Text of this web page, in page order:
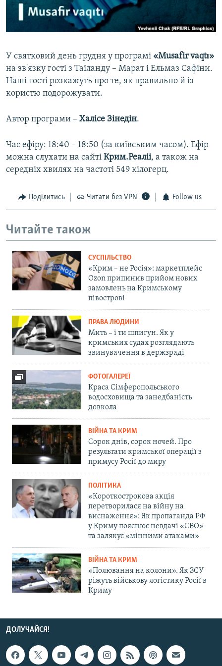
ВІДЕОУРОКИ «ELIFBE»
СВІДЧЕННЯ ОКУПАЦІЇ
ІНФОГРАФІКА
Русский
Qırımtatar
У святковий день грудня у програмі «Musafir vaqtı»
на зв'язку гості з Таїланду – Марат і Ельмаз Сафіни.
Наші гості розкажуть про те, як правильно й із
користю подорожувати.
Автор програми – Халісе Зінедін.
Час ефіру: 18:40 – 18:50 (за київським часом). Ефір
можна слухати на сайті Крим.Реаліі, а також на
середніх хвилях на частоті 549 кілогерц.
Поділитись Читати без VPN Follow us
Читайте також
СУСПІЛЬСТВО
«Крим – не Росія»: маркетплейс
Ozon припинив прийом нових
замовлень на Кримському
півострові
ПРАВА ЛЮДИНИ
Мить – і ти шпигун. Як у
кримських судах розглядають
звинувачення в держзраді
ФОТОГАЛЕРЕЇ
Краса Сімферопольського
водосховища та занедбаність
довкола
ВІЙНА ТА КРИМ
Сорок днів, сорок ночей. Про
результати кримської операції з
примусу Росії до миру
ПОЛІТИКА
«Короткострокова акція
перетворилася на війну на
виснаження»: Як пропаганда РФ
у Криму пояснює невдачі «СВО»
та залякує «мінними атаками»
ВІЙНА ТА КРИМ
«Полювання на колони». Як ЗСУ
ріжуть військову логістику Росії в
Криму
ДОЛУЧАЙСЯ!